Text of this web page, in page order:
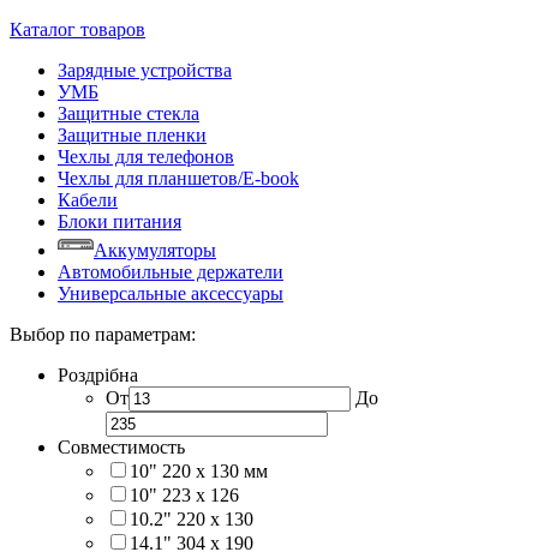
Каталог товаров
Зарядные устройства
УМБ
Защитные стекла
Защитные пленки
Чехлы для телефонов
Чехлы для планшетов/E-book
Кабели
Блоки питания
Аккумуляторы
Автомобильные держатели
Универсальные аксессуары
Выбор по параметрам:
Роздрібна
От
До
Совместимость
10" 220 x 130 мм
10" 223 x 126
10.2" 220 x 130
14.1" 304 х 190